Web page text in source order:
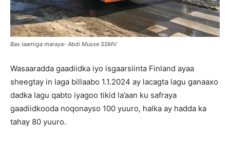
Bas laamiga maraya- Abdi Musse SSMV
Wasaaradda gaadiidka iyo isgaarsiinta Finland ayaa
sheegtay in laga billaabo 1.1.2024 ay lacagta lagu ganaaxo
dadka lagu qabto iyagoo tikid la’aan ku safraya
gaadiidkooda noqonayso 100 yuuro, halka ay hadda ka
tahay 80 yuuro.